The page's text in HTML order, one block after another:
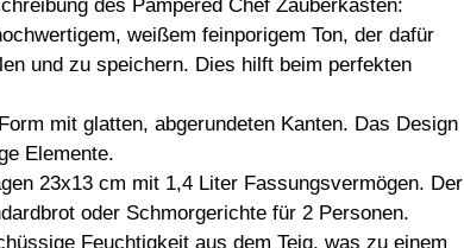
des Pampered Chef Zauberkasten:
weißem feinporigem Ton, der dafür
und zu speichern. Dies hilft beim perfekten
mit glatten, abgerundeten Kanten. Das Design
Elemente.
23x13 cm mit 1,4 Liter Fassungsvermögen. Der
oder Schmorgerichte für 2 Personen.
Feuchtigkeit aus dem Teig, was zu einem